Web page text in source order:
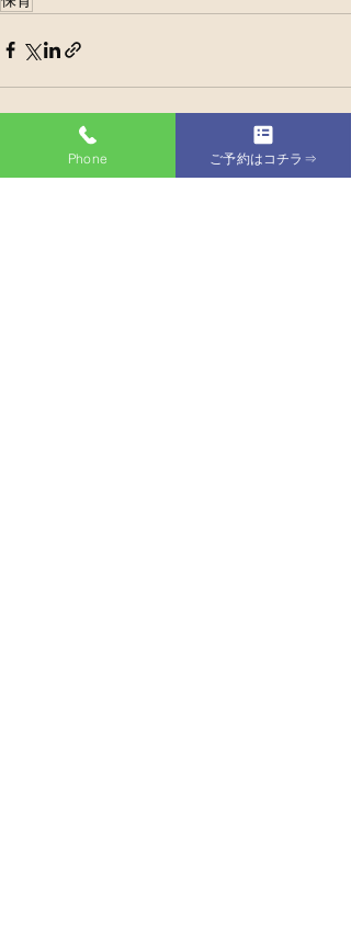
最新記事 すべて表示
Phone ご予約はコチラ⇒